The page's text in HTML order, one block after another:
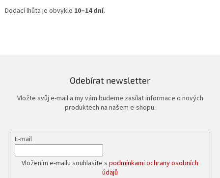
Dodací lhůta je obvykle 10–14 dní.
Odebírat newsletter
Vložte svůj e-mail a my vám budeme zasílat informace o nových
produktech na našem e-shopu.
E-mail
Vložením e-mailu souhlasíte s podmínkami ochrany osobních
údajů